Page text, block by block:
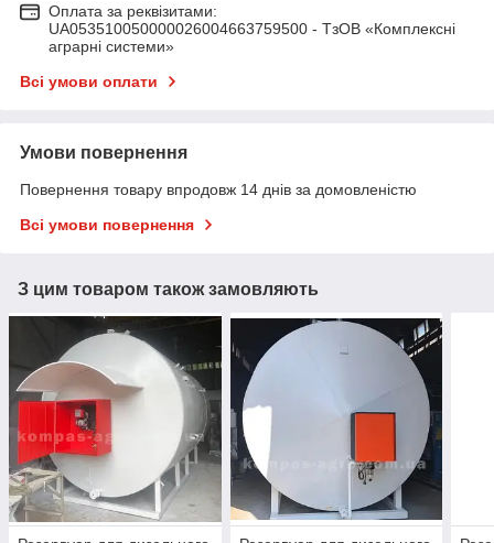
Оплата за реквізитами:
UA053510050000026004663759500 - ТзОВ «Комплексні
аграрні системи»
Всі умови оплати
Умови повернення
Повернення товару впродовж 14 днів за домовленістю
Всі умови повернення
З цим товаром також замовляють